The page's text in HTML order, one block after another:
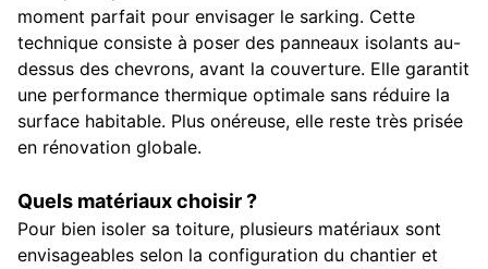
moment parfait pour envisager le sarking. Cette
technique consiste à poser des panneaux isolants au-
dessus des chevrons, avant la couverture. Elle garantit
une performance thermique optimale sans réduire la
surface habitable. Plus onéreuse, elle reste très prisée
en rénovation globale.
Quels matériaux choisir ?
Pour bien isoler sa toiture, plusieurs matériaux sont
envisageables selon la configuration du chantier et